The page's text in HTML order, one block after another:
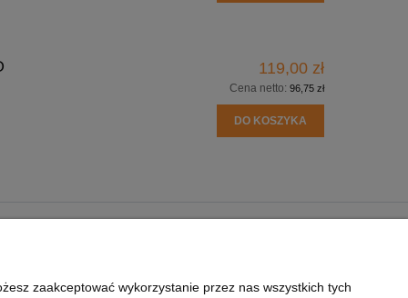
119,00 zł
Cena netto: 96,75 zł
DO KOSZYKA
DO NADRUKU? REALIZACJE - GALERIA
zaakceptować wykorzystanie przez nas wszystkich tych